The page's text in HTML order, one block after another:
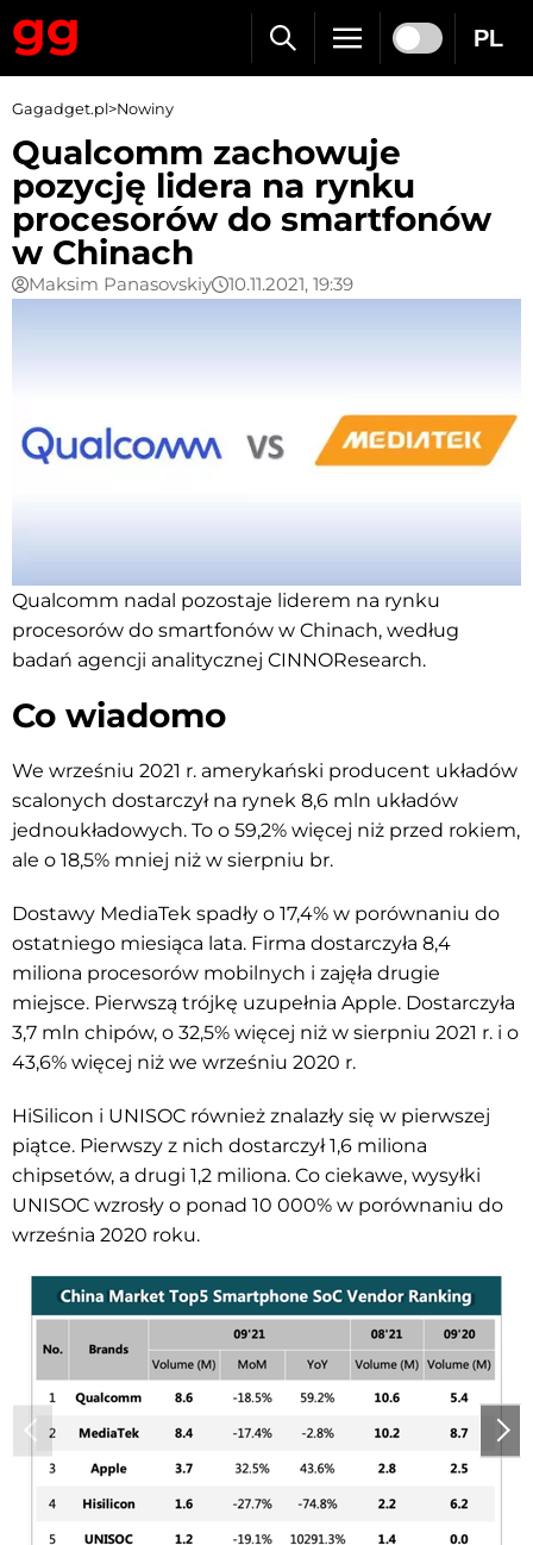
PL
Gagadget.pl>Nowiny
Qualcomm zachowuje
pozycję lidera na rynku
procesorów do smartfonów
w Chinach
Maksim Panasovskiy 10.11.2021, 19:39
Qualcomm nadal pozostaje liderem na rynku
procesorów do smartfonów w Chinach, według
badań agencji analitycznej CINNOResearch.
Co wiadomo
We wrześniu 2021 r. amerykański producent układów
scalonych dostarczył na rynek 8,6 mln układów
jednoukładowych. To o 59,2% więcej niż przed rokiem,
ale o 18,5% mniej niż w sierpniu br.
Dostawy MediaTek spadły o 17,4% w porównaniu do
ostatniego miesiąca lata. Firma dostarczyła 8,4
miliona procesorów mobilnych i zajęła drugie
miejsce. Pierwszą trójkę uzupełnia Apple. Dostarczyła
3,7 mln chipów, o 32,5% więcej niż w sierpniu 2021 r. i o
43,6% więcej niż we wrześniu 2020 r.
HiSilicon i UNISOC również znalazły się w pierwszej
piątce. Pierwszy z nich dostarczył 1,6 miliona
chipsetów, a drugi 1,2 miliona. Co ciekawe, wysyłki
UNISOC wzrosły o ponad 10 000% w porównaniu do
września 2020 roku.